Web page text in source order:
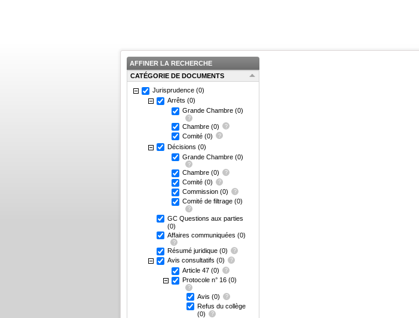
AFFINER LA RECHERCHE
CATÉGORIE DE DOCUMENTS
Jurisprudence (0)
Arrêts (0)
Grande Chambre (0)
Chambre (0)
Comité (0)
Décisions (0)
Grande Chambre (0)
Chambre (0)
Comité (0)
Commission (0)
Comité de filtrage (0)
GC Questions aux parties
(0)
Affaires communiquées (0)
Résumé juridique (0)
Avis consultatifs (0)
Article 47 (0)
Protocole n° 16 (0)
Avis (0)
Refus du collège
(0)